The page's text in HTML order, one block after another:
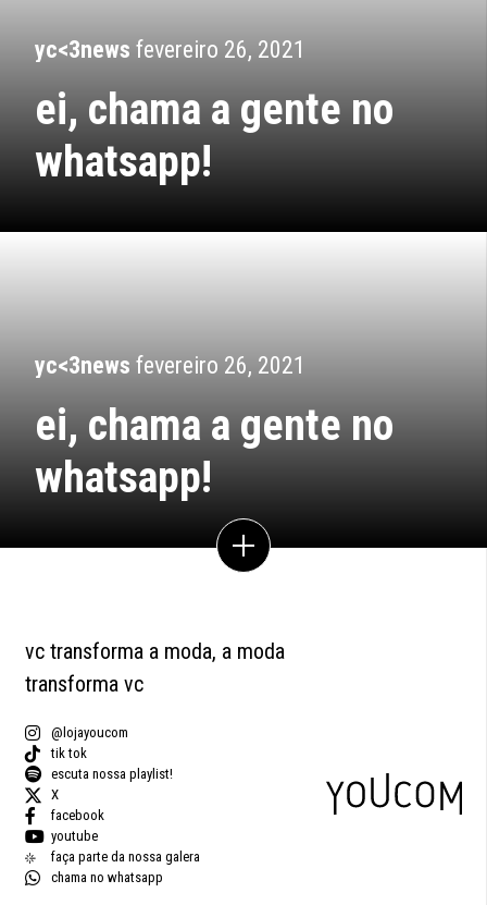
yc<3news fevereiro 26, 2021
ei, chama a gente no
whatsapp!
yc<3news fevereiro 26, 2021
ei, chama a gente no
whatsapp!
vc transforma a moda, a moda
transforma vc
@lojayoucom
tik tok
escuta nossa playlist!
X
facebook
youtube
faça parte da nossa galera
chama no whatsapp